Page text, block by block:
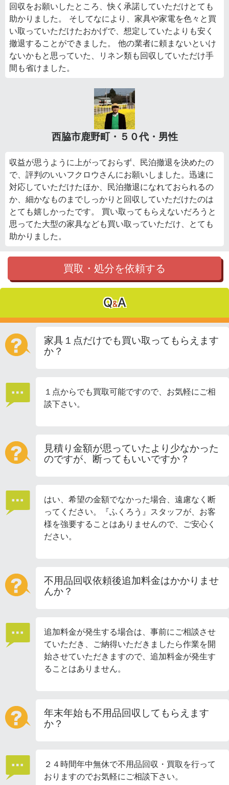
回収をお願いしたところ、快く承諾していただけとても
助かりました。 そしてなにより、家具や家電を色々と買
い取っていただけたおかげで、想定していたよりも安く
撤退することができました。 他の業者に頼まないといけ
ないかもと思っていた、リネン類も回収していただけ手
間も省けました。
西脇市鹿野町・５０代・男性
収益が思うように上がっておらず、民泊撤退を決めたの
で、評判のいいフクロウさんにお願いしました。迅速に
対応していただけたほか、民泊撤退になれておられるの
か、細かなものまでしっかりと回収していただけたのは
とても嬉しかったです。 買い取ってもらえないだろうと
思ってた大型の家具なども買い取っていただけ、とても
助かりました。
買取・処分を依頼する
Q&A
家具１点だけでも買い取ってもらえます
か？
１点からでも買取可能ですので、お気軽にご相
談下さい。
見積り金額が思っていたより少なかった
のですが、断ってもいいですか？
はい、希望の金額でなかった場合、遠慮なく断
ってください。『ふくろう』スタッフが、お客
様を強要することはありませんので、ご安心く
ださい。
不用品回収依頼後追加料金はかかりませ
んか？
追加料金が発生する場合は、事前にご相談させ
ていただき、ご納得いただきましたら作業を開
始させていただきますので、追加料金が発生す
ることはありません。
年末年始も不用品回収してもらえます
か？
２４時間年中無休で不用品回収・買取を行って
おりますのでお気軽にご相談下さい。